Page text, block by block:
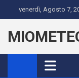
to
content
venerdì, Agosto 7,